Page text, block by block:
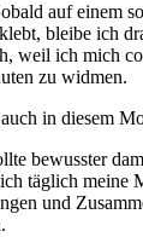
auf einem
bleibe ich
weil ich mich
zu widmen.
in diesem
bewusster
täglich meine
und